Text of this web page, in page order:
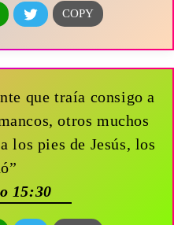
que traía consigo a
otros muchos
los pies de Jesús, los
15:30